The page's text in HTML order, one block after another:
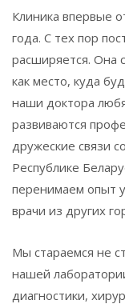
Клиника впервые
года. С тех пор
расширяется. Она
как место, куда
наши доктора
развиваются
дружеские связи
Республике
перенимаем опыт
врачи из других
Мы стараемся не
нашей
диагностики,